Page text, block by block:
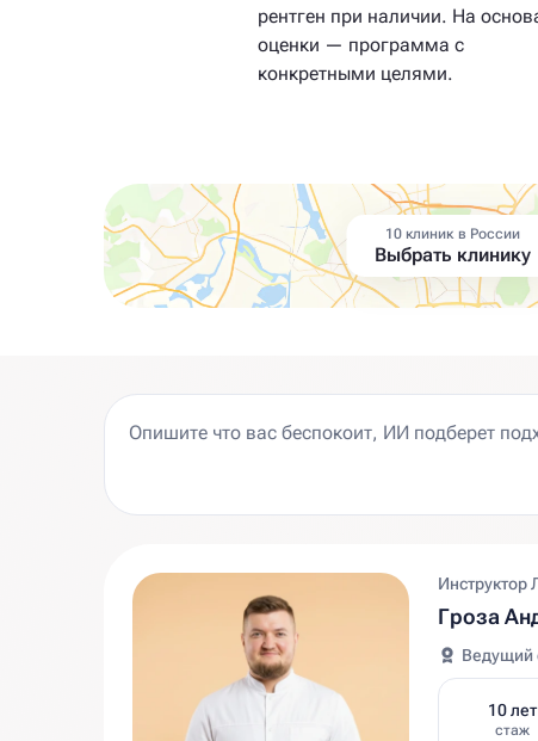
рентген при наличии. На
оценки — программа с
конкретными целями.
10 клиник в России
Выбрать клинику
Инструктор
Гроза
Ведущий
10 лет
стаж